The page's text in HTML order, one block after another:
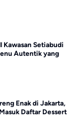
Kawasan Setiabudi
Autentik yang
Enak di Jakarta,
Daftar Dessert